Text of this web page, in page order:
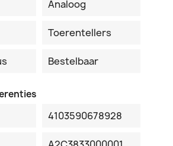
Analoog
Toerentellers
Bestelbaar
4103590678928